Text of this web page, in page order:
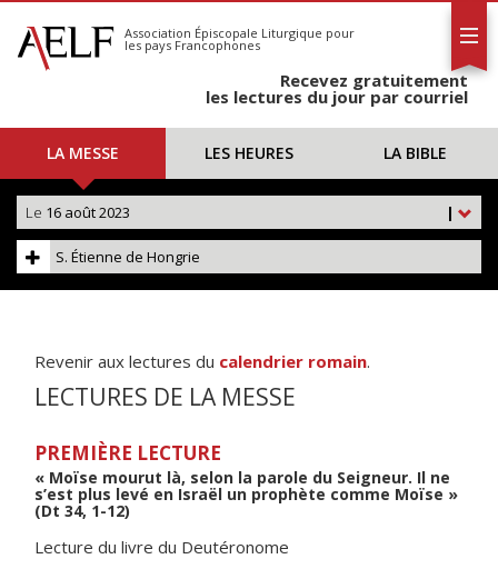
S'abonner
Calendrier
Association Épiscopale Liturgique pour
les pays Francophones
Recevez gratuitement
les lectures du jour par courriel
LA MESSE LES HEURES LA BIBLE
|
Le 16 août 2023
S. Étienne de Hongrie
Revenir aux lectures du calendrier romain.
LECTURES DE LA MESSE
PREMIÈRE LECTURE
« Moïse mourut là, selon la parole du Seigneur. Il ne
s’est plus levé en Israël un prophète comme Moïse »
(Dt 34, 1-12)
Lecture du livre du Deutéronome